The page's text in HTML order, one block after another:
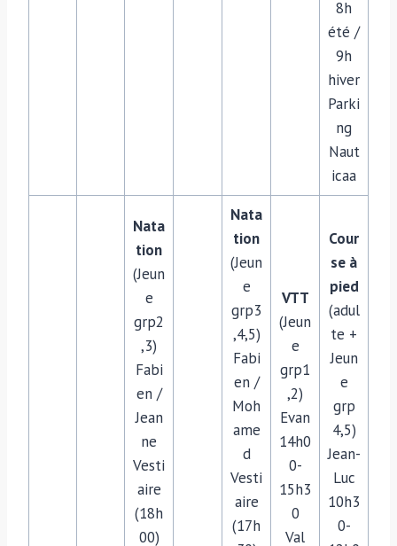
8h
été /
9h
hiver
Parki
ng
Naut
icaa
Nata
tion
(Jeun
e
grp2
,3)
Fabi
en /
Jean
ne
Vesti
aire
(18h
00)
Nata
tion
(Jeun
e
grp3
,4,5)
Fabi
en /
Moh
ame
d
Vesti
aire
(17h
VTT
(Jeun
e
grp1
,2)
Evan
14h0
0-
15h3
0
Val
Cour
se à
pied
(adul
te +
Jeun
e
grp
4,5)
Jean-
Luc
10h3
0-